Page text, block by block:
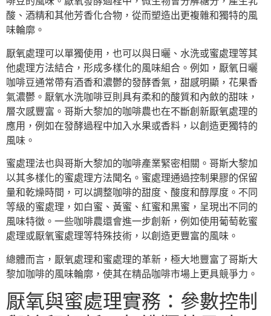
酸、酒精和其他芳香化合物，從而塑造出更複雜和獨特的風
味輪廓。
厭氧處理可以單獨使用，也可以與日曬、水洗或蜜處理等其
他處理方法結合，形成多樣化的風味組合。例如，厭氧日曬
咖啡豆通常帶有酒香和濃鬱的發酵香氣，甜感明顯，花果香
氣濃鬱。厭氧水洗咖啡豆則具有柔和的酸質和內斂的甜味，
層次感豐富。哥斯大黎加的咖啡農也在不斷創新厭氧處理的
應用，例如在發酵過程中加入水果或香料，以創造更獨特的
風味。
蜜處理法也與哥斯大黎加的咖啡產業緊密相關。哥斯大黎加
以其多樣化的蜜處理方法聞名。蜜處理通過控制果膠的保留
量和乾燥時間，可以調整咖啡的甜度、酸度和醇厚度。不同
等級的蜜處理，如白蜜、黃蜜、紅蜜和黑蜜，呈現出不同的
風味特徵。一些咖啡農還會進一步創新，例如使用葡萄乾蜜
處理或厭氧蜜處理等特殊技術，以創造更豐富的風味。
總體而言，厭氧處理和蜜處理的革新，極大地豐富了哥斯大
黎加咖啡的風味輪廓，使其在精品咖啡市場上更具競爭力。
厭氧與蜜處理實務：參數控制